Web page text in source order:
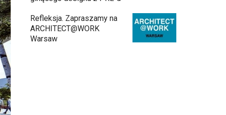
Refleksja. Zapraszamy na
ARCHITECT@WORK
Warsaw